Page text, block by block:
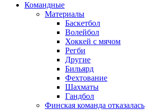
Командные
Материалы
Баскетбол
Волейбол
Хоккей с мячом
Регби
Другие
Бильярд
Фехтование
Шахматы
Гандбол
Финская команда отказалась